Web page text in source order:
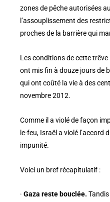
zones de pêche autorisées
l’assouplissement des
proches de la barrière qui
Les conditions de cette
ont mis fin à douze jours de
qui ont coûté la vie à des
novembre 2012.
Comme il a violé de façon
le-feu, Israël a violé l’accord
impunité.
Voici un bref récapitulatif :
· Gaza reste bouclée.